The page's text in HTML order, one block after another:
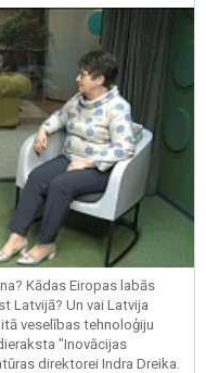
Kādas Eiropas labās
Latvijā? Un vai Latvija
veselības tehnoloģiju
"Inovācijas
direktorei Indra Dreika.